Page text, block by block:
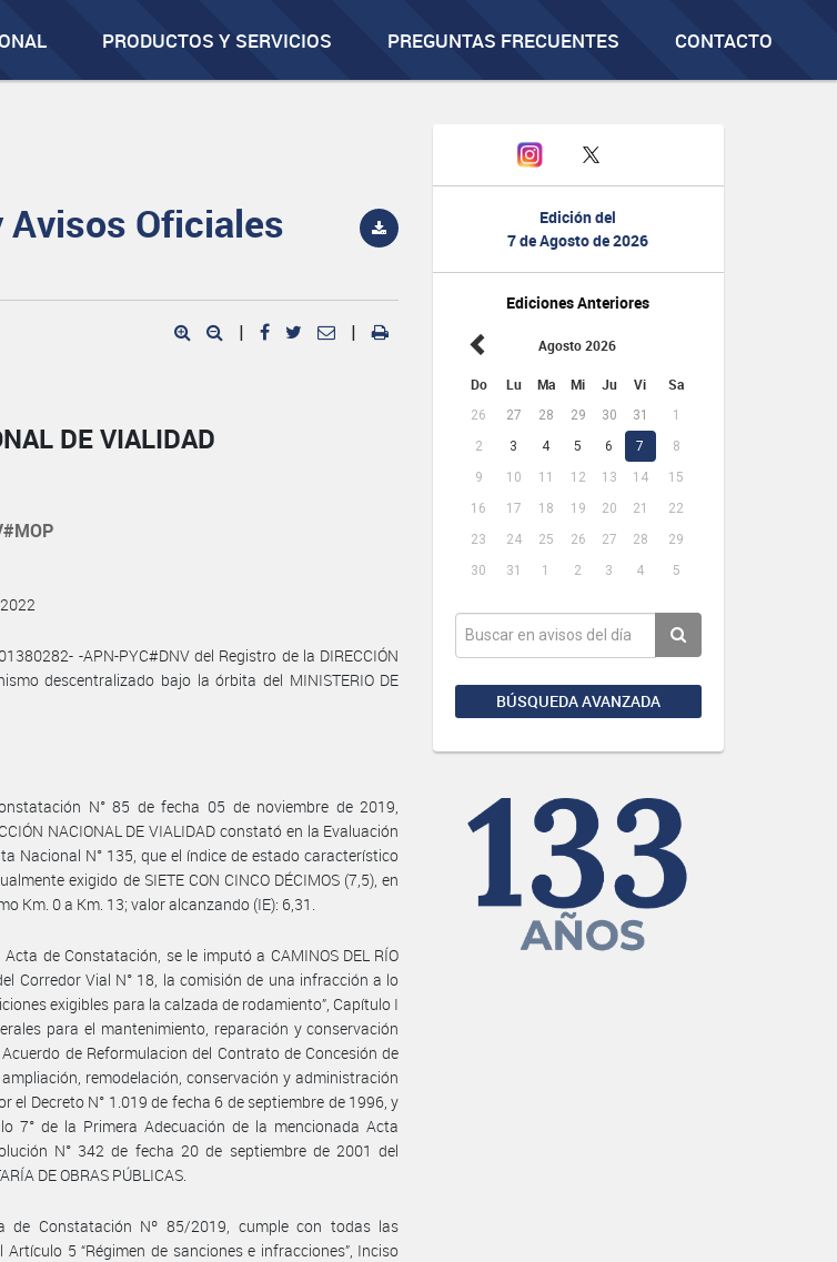
PRODUCTOS Y SERVICIOS PREGUNTAS FRECUENTES CONTACTO
Edición del
7 de Agosto de 2026
Ediciones Anteriores
Agosto 2026
Do Lu Ma Mi Ju Vi Sa
26 27 28 29 30 31
1
2
3 4 5 6 7
8
9
10 11 12 13 14
15
16
17 18 19 20 21
22
23
24 25 26 27 28
29
30
31 1 2 3 4 5
BÚSQUEDA AVANZADA
Avisos Oficiales
| |
DE VIALIDAD
-APN-PYC#DNV del Registro de la DIRECCIÓN
descentralizado bajo la órbita del MINISTERIO DE
N° 85 de fecha 05 de noviembre de 2019,
NACIONAL DE VIALIDAD constató en la Evaluación
Nacional N° 135, que el índice de estado característico
exigido de SIETE CON CINCO DÉCIMOS (7,5), en
Km. 0 a Km. 13; valor alcanzando (IE): 6,31.
de Constatación, se le imputó a CAMINOS DEL RÍO
Corredor Vial N° 18, la comisión de una infracción a lo
exigibles para la calzada de rodamiento”, Capítulo I
para el mantenimiento, reparación y conservación
de Reformulacion del Contrato de Concesión de
remodelación, conservación y administración
el Decreto N° 1.019 de fecha 6 de septiembre de 1996, y
7° de la Primera Adecuación de la mencionada Acta
N° 342 de fecha 20 de septiembre de 2001 del
DE OBRAS PÚBLICAS.
de Constatación Nº 85/2019, cumple con todas las
5 “Régimen de sanciones e infracciones”, Inciso